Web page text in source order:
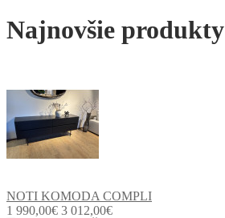
Najnovšie produkty
NOTI KOMODA COMPLI
1 990,00€ 3 012,00€